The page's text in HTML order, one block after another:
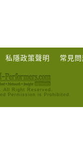
私隱政策聲明 常見
All Right Reserved.
Permission is Prohibited.